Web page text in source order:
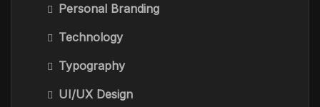
Personal Branding
Technology
Typography
UI/UX Design